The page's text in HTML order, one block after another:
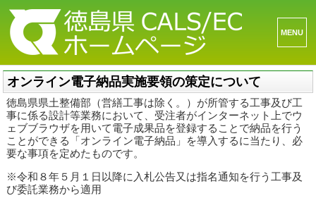
ーとウ
ット
オンライン電子納品実施要領の策定について
徳島県県土整備部（営繕工事は除く。）が所管する工事及び工
事に係る設計等業務において、受注者がインターネット上でウ
ェブブラウザを用いて電子成果品を登録することで納品を行う
ことができる「オンライン電子納品」を導入するに当たり、必
要な事項を定めたものです。
※令和８年５月１日以降に入札公告又は指名通知を行う工事及
び委託業務から適用